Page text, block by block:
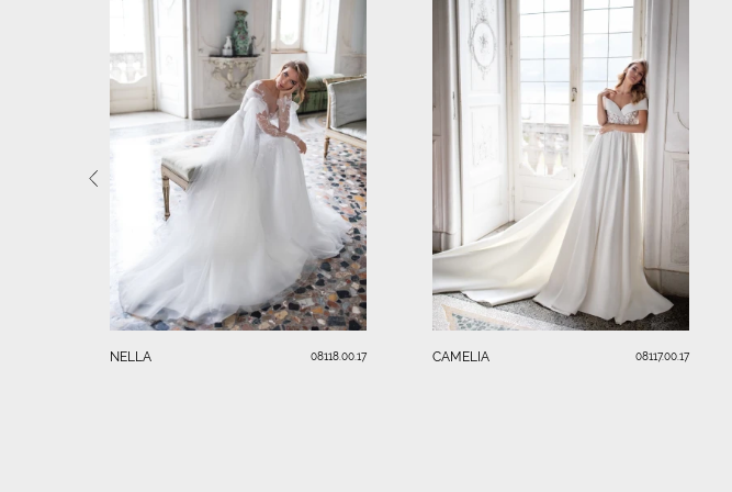
NELLA 08118.00.17 CAMELIA 08117.00.17